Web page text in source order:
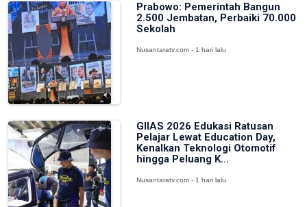
Prabowo: Pemerintah Bangun
2.500 Jembatan, Perbaiki 70.000
Sekolah
Nusantaratv.com - 1 hari lalu
GIIAS 2026 Edukasi Ratusan
Pelajar Lewat Education Day,
Kenalkan Teknologi Otomotif
hingga Peluang K...
Nusantaratv.com - 1 hari lalu